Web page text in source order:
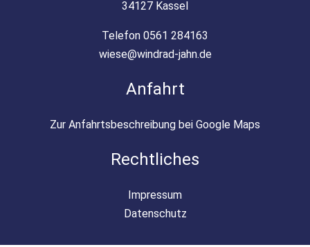
34127 Kassel
Telefon 0561 284163
wiese@windrad-jahn.de
Anfahrt
Zur Anfahrtsbeschreibung bei Google Maps
Rechtliches
Impressum
Datenschutz